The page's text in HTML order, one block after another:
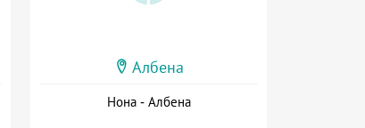
Албена
Нона - Албена